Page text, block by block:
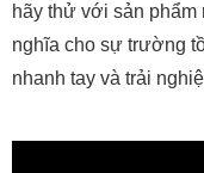
hãy thử với sản phẩm
nghĩa cho sự trường
nhanh tay và trải